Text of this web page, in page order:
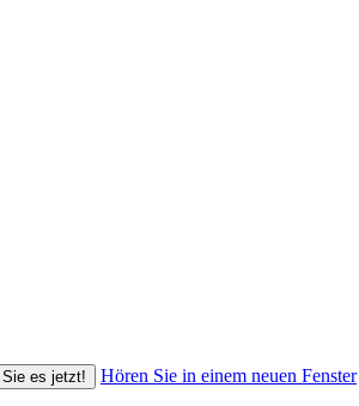
es jetzt! Hören Sie in einem neuen Fenster